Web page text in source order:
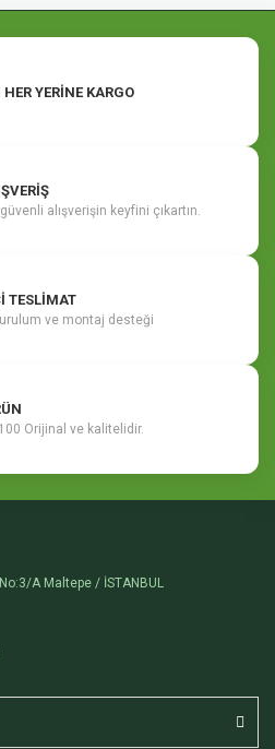
YERİNE KARGO
alışverişin keyfini çıkartın.
TESLİMAT
ve montaj desteği
Orijinal ve kalitelidir.
A Maltepe / İSTANBUL